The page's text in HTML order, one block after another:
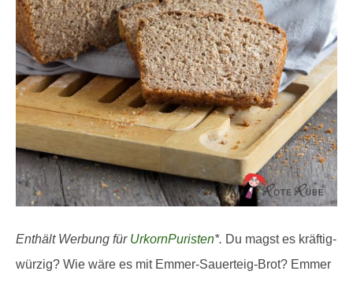
Enthält Werbung für UrkornPuristen*. Du magst es kräftig-
würzig? Wie wäre es mit Emmer-Sauerteig-Brot? Emmer